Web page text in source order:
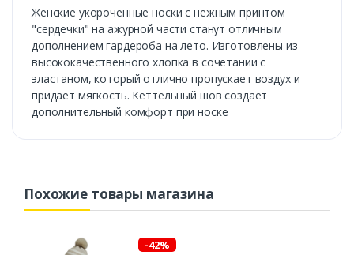
Женские укороченные носки с нежным принтом
"сердечки" на ажурной части станут отличным
дополнением гардероба на лето. Изготовлены из
высококачественного хлопка в сочетании с
эластаном, который отлично пропускает воздух и
придает мягкость. Кеттельный шов создает
дополнительный комфорт при носке
Похожие товары магазина
-42%